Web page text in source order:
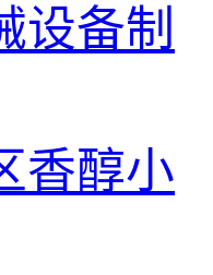
设备制
香醇小